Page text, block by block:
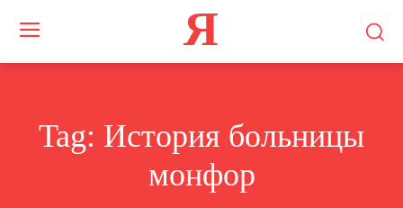
Я
Tag: История больницы
монфор